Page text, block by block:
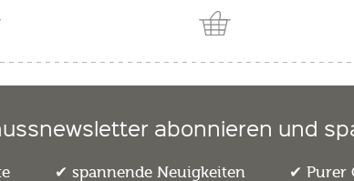
abonnieren und
spannende Neuigkeiten Purer